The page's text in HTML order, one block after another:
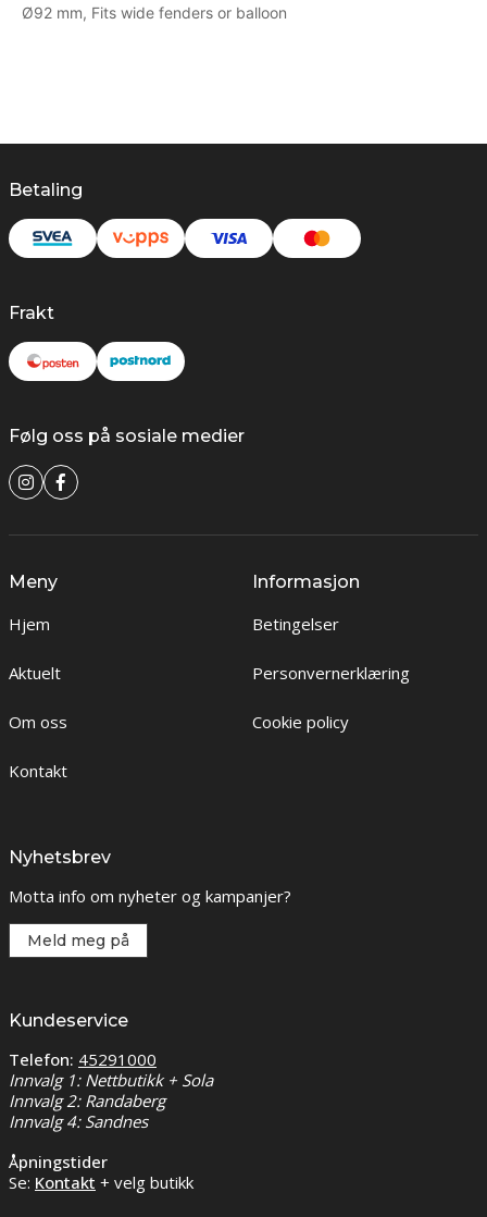
Ø92 mm, Fits wide fenders or balloon
Betaling
Frakt
Følg oss på sosiale medier
Meny
Hjem
Aktuelt
Om oss
Kontakt
Informasjon
Betingelser
Personvernerklæring
Cookie policy
Nyhetsbrev
Motta info om nyheter og kampanjer?
Meld meg på
Kundeservice
Telefon: 45291000
Innvalg 1: Nettbutikk + Sola
Innvalg 2: Randaberg
Innvalg 4: Sandnes
Åpningstider
Se: Kontakt + velg butikk